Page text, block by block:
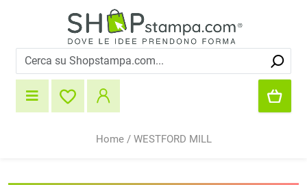
Home/ WESTFORD MILL